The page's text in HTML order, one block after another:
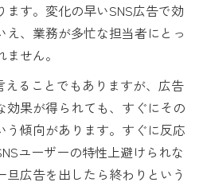
す。変化の早いSNS広告で効
、業務が多忙な担当者にとっ
せん。
ることでもありますが、広告
効果が得られても、すぐにその
う傾向があります。すぐに反応
ユーザーの特性上避けられな
広告を出したら終わりという